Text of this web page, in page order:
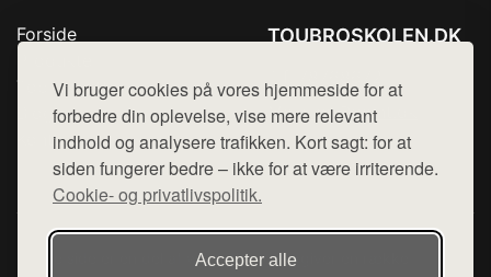
Vi bruger cookies på vores hjemmeside for at
forbedre din oplevelse, vise mere relevant
indhold og analysere trafikken. Kort sagt: for at
siden fungerer bedre – ikke for at være irriterende.
Cookie- og privatlivspolitik.
Accepter alle
Forside
Top Rabatter
Blog
Kontakt
TOUBROSKOLEN.DK
Mail: hej@want.dk
Cookie- og privatlivspolitik
Denne side er en del af want.dk, der udgiver en række